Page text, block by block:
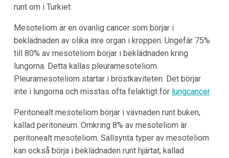
runt om i Turkiet.
Mesoteliom är en ovanlig cancer som börjar i
beklädnaden av olika inre organ i kroppen. Ungefär 75%
till 80% av mesoteliom börjar i beklädnaden kring
lungorna. Detta kallas pleuramesoteliom.
Pleuramesoteliom startar i bröstkaviteten. Det börjar
inte i lungorna och misstas ofta felaktigt för lungcancer.
Peritonealt mesoteliom börjar i vävnaden runt buken,
kallad peritoneum. Omkring 8% av mesoteliom är
peritonealt mesoteliom. Sällsynta typer av mesoteliom
kan också börja i beklädnaden runt hjärtat, kallad